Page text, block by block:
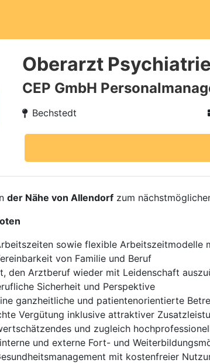
Oberarzt
CEP GmbH
Bechstedt
der Nähe von Allendorf zum
sowie flexible
von Familie und Beruf
den Arztberuf wieder mit Leidenschaft
Sicherheit und Perspektive
ganzheitliche und patientenorientierte
Vergütung inklusive attraktiver
und zugleich
und externe Fort- und
mit kostenfreier